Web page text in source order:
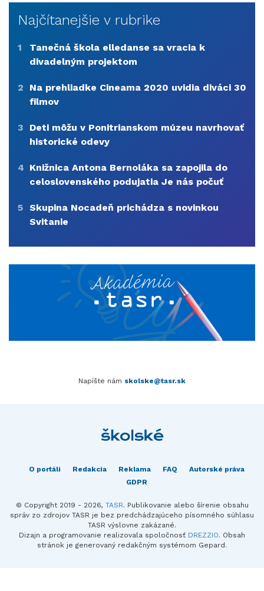
Najčítanejšie v rubrike
1
Tanečná škola elledanse sa vracia k
divadelným projektom
2
Na prehliadke Cineama 2020 uvidia diváci 30
filmov
3
Deti môžu v Ponitrianskom múzeu navrhovať
historické odevy
4 Knižnica Antona Bernoláka sa zapojila do
celoslovenského podujatia Je nás počuť
5 Skupina Nocadeň prichádza s novinkou
Svitanie
Napíšte nám skolske@tasr.sk
O portáli Redakcia Reklama FAQ
Autorské práva
GDPR
© Copyright 2019 - 2026, TASR. Publikovanie alebo šírenie obsahu
správ zo zdrojov TASR je bez predchádzajúceho písomného súhlasu
TASR výslovne zakázané.
Dizajn a programovanie realizovala spoločnosť DREZZIO. Obsah
stránok je generovaný redakčným systémom Gepard.